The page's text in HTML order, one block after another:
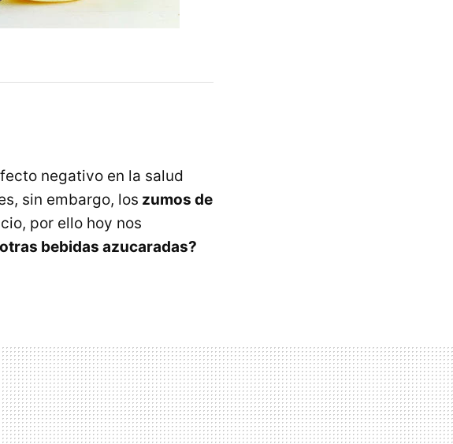
negativo en la salud
sin embargo, los zumos de
por ello hoy nos
bebidas azucaradas?